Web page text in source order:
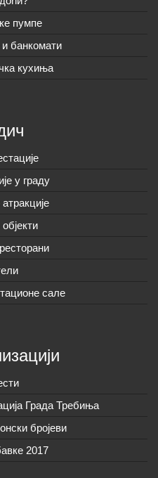
пумпе
банкомати
кухиња
у граду
сале
Града Требиња
бројеви
2017